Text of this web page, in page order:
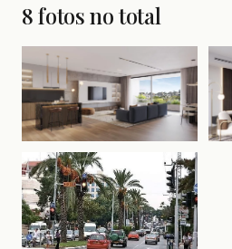
8 fotos no total